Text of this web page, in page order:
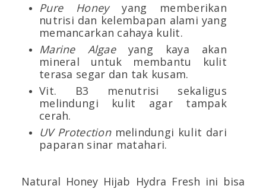
Pure Honeyyang memberikan
nutrisi dan kelembapan alami yang
memancarkan cahaya kulit.
Marine Algaeyang kaya akan
mineral untuk membantu kulit
terasa segar dan tak kusam.
Vit. B3 menutrisi sekaligus
melindungi kulit agar tampak
cerah.
UV Protectionmelindungi kulit dari
paparan sinar matahari.
Natural Honey Hijab Hydra Fresh ini bisa